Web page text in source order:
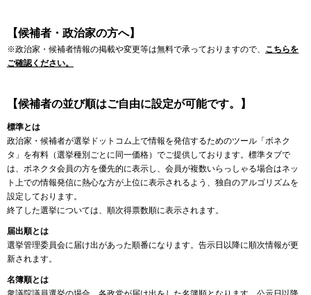
【候補者・政治家の方へ】
※政治家・候補者情報の掲載や変更等は無料で承っておりますので、 こちらを
ご確認ください。
【候補者の並び順はご自由に設定が可能です。】
標準とは
政治家・候補者が選挙ドットコム上で情報を発信するためのツール「ボネク
タ」を有料（選挙種別ごとに同一価格）でご提供しております。標準タブで
は、ボネクタ会員の方を優先的に表示し、会員が複数いらっしゃる場合はネッ
ト上での情報発信に熱心な方が上位に表示されるよう、独自のアルゴリズムを
設定しております。
終了した選挙については、順次得票数順に表示されます。
届出順とは
選挙管理委員会に届け出があった順番になります。告示日以降に順次情報が更
新されます。
名簿順とは